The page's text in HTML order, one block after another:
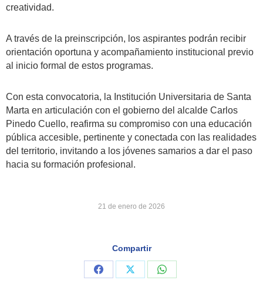
creatividad.
A través de la preinscripción, los aspirantes podrán recibir
orientación oportuna y acompañamiento institucional previo
al inicio formal de estos programas.
Con esta convocatoria, la Institución Universitaria de Santa
Marta en articulación con el gobierno del alcalde Carlos
Pinedo Cuello, reafirma su compromiso con una educación
pública accesible, pertinente y conectada con las realidades
del territorio, invitando a los jóvenes samarios a dar el paso
hacia su formación profesional.
21 de enero de 2026
Compartir
Share
Share
Share